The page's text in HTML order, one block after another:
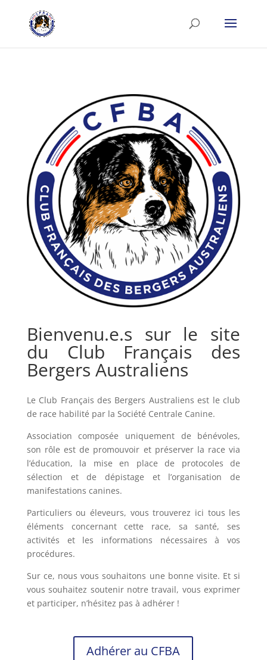
Bienvenu.e.s sur le site
du Club Français des
Bergers Australiens
Le Club Français des Bergers Australiens est le club
de race habilité par la Société Centrale Canine.
Association composée uniquement de bénévoles,
son rôle est de promouvoir et préserver la race via
l’éducation, la mise en place de protocoles de
sélection et de dépistage et l’organisation de
manifestations canines.
Particuliers ou éleveurs, vous trouverez ici tous les
éléments concernant cette race, sa santé, ses
activités et les informations nécessaires à vos
procédures.
Sur ce, nous vous souhaitons une bonne visite. Et si
vous souhaitez soutenir notre travail, vous exprimer
et participer, n’hésitez pas à adhérer !
Adhérer au CFBA